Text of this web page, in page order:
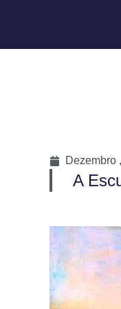
Dezembro
A